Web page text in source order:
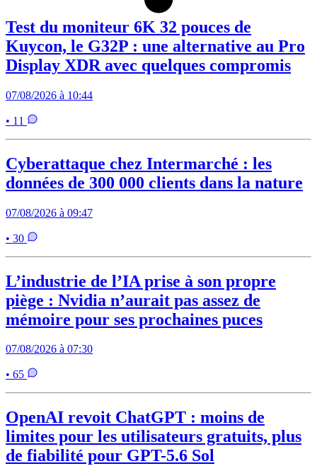
Test du moniteur 6K 32 pouces de
Kuycon, le G32P : une alternative au Pro
Display XDR avec quelques compromis
07/08/2026 à 10:44
• 11
Cyberattaque chez Intermarché : les
données de 300 000 clients dans la nature
07/08/2026 à 09:47
• 30
L’industrie de l’IA prise à son propre
piège : Nvidia n’aurait pas assez de
mémoire pour ses prochaines puces
07/08/2026 à 07:30
• 65
OpenAI revoit ChatGPT : moins de
limites pour les utilisateurs gratuits, plus
de fiabilité pour GPT-5.6 Sol